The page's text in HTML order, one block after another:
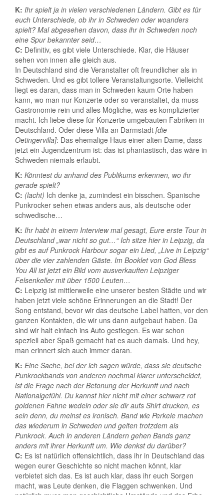
K: Ihr spielt ja in vielen verschiedenen Ländern. Gibt es für
euch Unterschiede, ob ihr in Schweden oder woanders
spielt? Mal abgesehen davon, dass ihr in Schweden noch
eine Spur bekannter seid…
C: Definitiv, es gibt viele Unterschiede. Klar, die Häuser
sehen von innen alle gleich aus.
In Deutschland sind die Veranstalter oft freundlicher als in
Schweden. Und es gibt tollere Veranstaltungsorte. Vielleicht
liegt es daran, dass man in Schweden kaum Orte haben
kann, wo man nur Konzerte oder so veranstaltet, da muss
Gastronomie rein und alles Mögliche, was es komplizierter
macht. Ich liebe diese für Konzerte umgebauten Fabriken in
Deutschland. Oder diese Villa an Darmstadt [die
Oetingervilla]: Das ehemalige Haus einer alten Dame, dass
jetzt ein Jugendzentrum ist: das ist phantastisch, das wäre in
Schweden niemals erlaubt.
K: Könntest du anhand des Publikums erkennen, wo ihr
gerade spielt?
C: (lacht) Ich denke ja, zumindest ein bisschen. Spanische
Punkrocker sehen etwas anders aus, als deutsche oder
schwedische…
K: Ihr habt in einem Interview mal gesagt, Eure erste Tour in
Deutschland „war nicht so gut…“ Ich sitze hier in Leipzig, da
gibt es auf Punkrock Harbour sogar ein Lied, „Live in Leipzig“
über die vier zahlenden Gäste. Im Booklet von God Bless
You All ist jetzt ein Bild vom ausverkauften Leipziger
Felsenkeller mit über 1500 Leuten…
C: Leipzig ist mittlerweile eine unserer besten Städte und wir
haben jetzt viele schöne Erinnerungen an die Stadt! Der
Song entstand, bevor wir das deutsche Label hatten, vor den
ganzen Kontakten, die wir uns dann aufgebaut haben. Da
sind wir halt einfach ins Auto gestiegen. Es war schon
speziell aber Spaß gemacht hat es auch damals. Und hey,
man erinnert sich auch immer daran.
K: Eine Sache, bei der ich sagen würde, dass sie deutsche
Punkrockbands von anderen nochmal klarer unterscheidet,
ist die Frage nach der Betonung der Herkunft und nach
Nationalgefühl. Du kannst hier nicht mit einer schwarz rot
goldenen Fahne wedeln oder sie dir aufs Shirt drucken, es
sein denn, du meinst es ironisch. Band wie Perkele machen
das wiederum in Schweden und gelten trotzdem als
Punkrock. Auch in anderen Ländern gehen Bands ganz
anders mit ihrer Herkunft um. Wie denkst du darüber?
C: Es ist natürlich offensichtlich, dass ihr in Deutschland das
wegen eurer Geschichte so nicht machen könnt, klar
verbietet sich das. Es ist auch klar, dass ihr euch Sorgen
macht, was Leute denken, die Flaggen schwenken. Und